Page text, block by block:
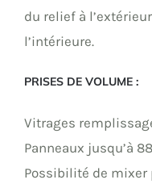
du relief à
l’intérieure.
PRISES DE VOLUME :
Vitrages
Panneaux jusqu’à
Possibilité de mixer